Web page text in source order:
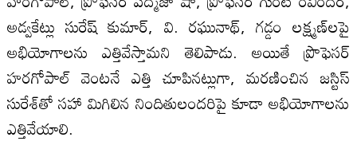
అడ్వకేట్లు సురేష్ కుమార్, వి. రఘునాథ్, గడ్డం లక్ష్మణ్‌లపై
అభియోగాలను ఎత్తివేస్తామని తెలిపాడు. అయితే ప్రొఫెసర్
హరగోపాల్ వెంటనే ఎత్తి చూపినట్లుగా, మరణించిన జస్టిస్
సురేశ్‌తో సహా మిగిలిన నిందితులందరిపై కూడా అభియోగాలను
ఎత్తివేయాలి.